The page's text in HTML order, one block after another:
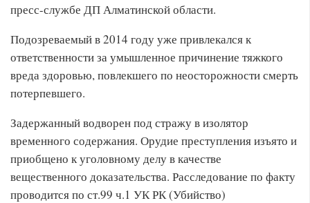
пресс-службе ДП Алматинской области.
Подозреваемый в 2014 году уже привлекался к
ответственности за умышленное причинение тяжкого
вреда здоровью, повлекшего по неосторожности смерть
потерпевшего.
Задержанный водворен под стражу в изолятор
временного содержания. Орудие преступления изъято и
приобщено к уголовному делу в качестве
вещественного доказательства. Расследование по факту
проводится по ст.99 ч.1 УК РК (Убийство)